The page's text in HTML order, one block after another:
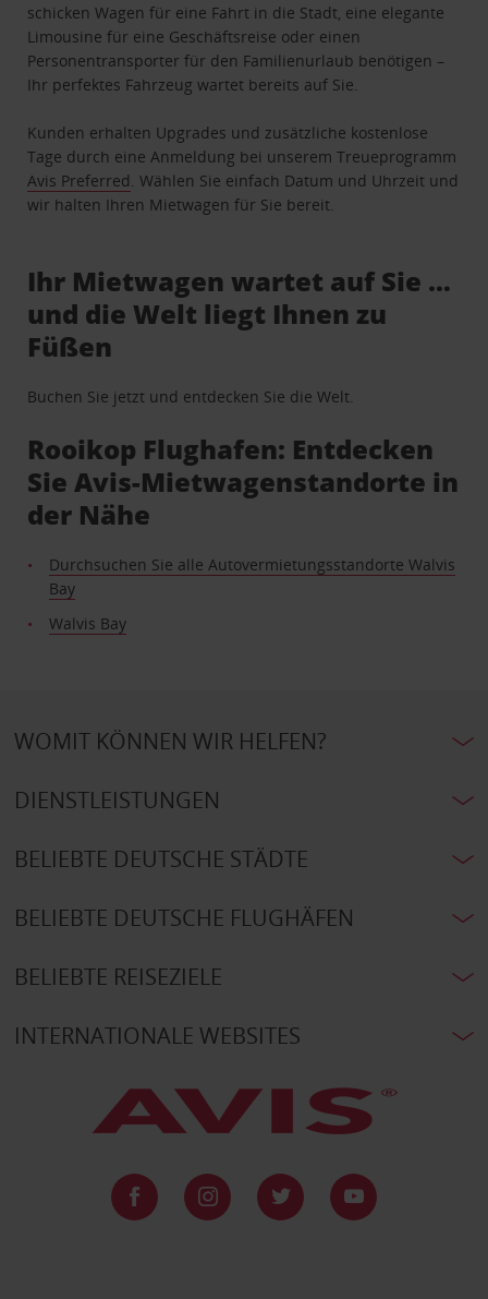
schicken Wagen für eine Fahrt in die Stadt, eine elegante
Limousine für eine Geschäftsreise oder einen
Personentransporter für den Familienurlaub benötigen –
Ihr perfektes Fahrzeug wartet bereits auf Sie.
Kunden erhalten Upgrades und zusätzliche kostenlose
Tage durch eine Anmeldung bei unserem Treueprogramm
Avis Preferred . Wählen Sie einfach Datum und Uhrzeit und
wir halten Ihren Mietwagen für Sie bereit.
Ihr Mietwagen wartet auf Sie …
und die Welt liegt Ihnen zu
Füßen
Buchen Sie jetzt und entdecken Sie die Welt.
Rooikop Flughafen: Entdecken
Sie Avis-Mietwagenstandorte in
der Nähe
Durchsuchen Sie alle Autovermietungsstandorte Walvis
Bay
Walvis Bay
WOMIT KÖNNEN WIR HELFEN?
DIENSTLEISTUNGEN
BELIEBTE DEUTSCHE STÄDTE
BELIEBTE DEUTSCHE FLUGHÄFEN
BELIEBTE REISEZIELE
INTERNATIONALE WEBSITES